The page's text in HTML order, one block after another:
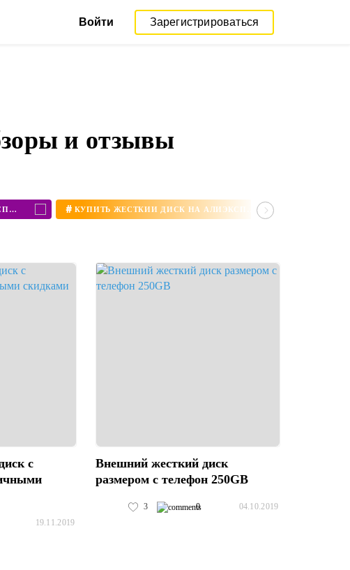
Войти Зарегистрироваться
и отзывы
ВНЕШНИЙ ЖЕСТКИЙ ДИСК АЛИЭКСПРЕСС #
с
19.11.2019
Внешний жесткий диск
размером с телефон 250GB
3 0 04.10.2019